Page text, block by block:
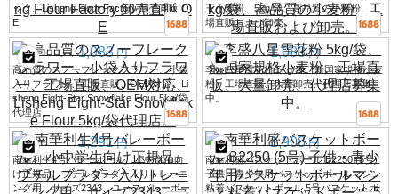
ック、Lisheng Flour Factory 卸売直販 O
E
王小麦粉、5kg/袋、高品質の小麦粉、工
場直販および卸売。
1,083 円
高品質のスノーフレークフラワー、小袋
入りフラワー、工場直販、OEM対応、Li
sheng Eight-Star Snowflake Flour 5kg/袋
代理店。
1,083 円
李盛八星雪花粉 5kg/袋、新国家規格小麦
粉、工場直販、大量卸売、代理店募集
中。
1,291 円
南華利生4号バレーボール、小中学生向
け正規品、ブチルブラダー入りトレーニ
ング用、サイズ2343、ユースバレーボー
1,908 円
南華利盛バスケットボール B2250 (5号)
子供・青少年用バスケットボールマシン
粘着バスケットボール 5号バスケットボ